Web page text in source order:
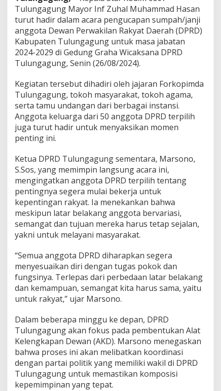
g
o
t
a
D
P
D
T
u
l
u
n
g
u
n
g
2
0
4
-
2
2
Tulungagung Mayor Inf Zuhal Muhammad Hasan
turut hadir dalam acara pengucapan sumpah/janji
anggota Dewan Perwakilan Rakyat Daerah (DPRD)
Kabupaten Tulungagung untuk masa jabatan
2024-2029 di Gedung Graha Wicaksana DPRD
Tulungagung, Senin (26/08/2024).
Kegiatan tersebut dihadiri oleh jajaran Forkopimda
Tulungagung, tokoh masyarakat, tokoh agama,
serta tamu undangan dari berbagai instansi.
Anggota keluarga dari 50 anggota DPRD terpilih
juga turut hadir untuk menyaksikan momen
penting ini.
Ketua DPRD Tulungagung sementara, Marsono,
S.Sos, yang memimpin langsung acara ini,
mengingatkan anggota DPRD terpilih tentang
pentingnya segera mulai bekerja untuk
kepentingan rakyat. Ia menekankan bahwa
meskipun latar belakang anggota bervariasi,
semangat dan tujuan mereka harus tetap sejalan,
yakni untuk melayani masyarakat.
“Semua anggota DPRD diharapkan segera
menyesuaikan diri dengan tugas pokok dan
fungsinya. Terlepas dari perbedaan latar belakang
dan kemampuan, semangat kita harus sama, yaitu
untuk rakyat,” ujar Marsono.
Dalam beberapa minggu ke depan, DPRD
Tulungagung akan fokus pada pembentukan Alat
Kelengkapan Dewan (AKD). Marsono menegaskan
bahwa proses ini akan melibatkan koordinasi
dengan partai politik yang memiliki wakil di DPRD
Tulungagung untuk memastikan komposisi
kepemimpinan yang tepat.